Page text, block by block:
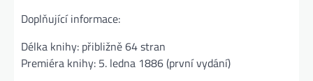
Doplňující informace:
Délka knihy: přibližně 64 stran
Premiéra knihy: 5. ledna 1886 (první vydání)